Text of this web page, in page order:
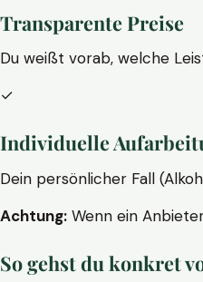
Transparente Preise
Du weißt vorab, welche
✓
Individuelle
Dein persönlicher Fall
Achtung: Wenn ein
So gehst du konkret